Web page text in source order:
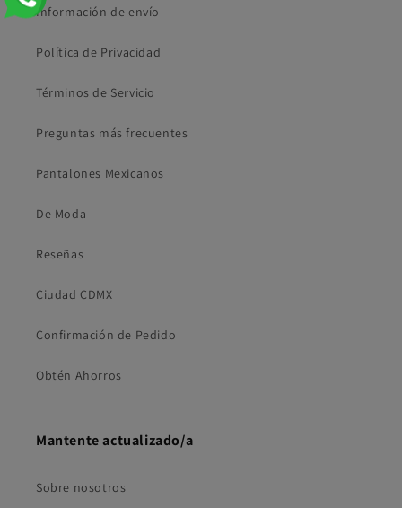
Información de envío
Política de Privacidad
Términos de Servicio
Preguntas más frecuentes
Pantalones Mexicanos
De Moda
Reseñas
Ciudad CDMX
Confirmación de Pedido
Obtén Ahorros
Mantente actualizado/a
Sobre nosotros